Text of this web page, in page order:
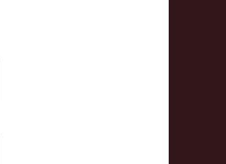
acreditadas en más de
las normas nacionales